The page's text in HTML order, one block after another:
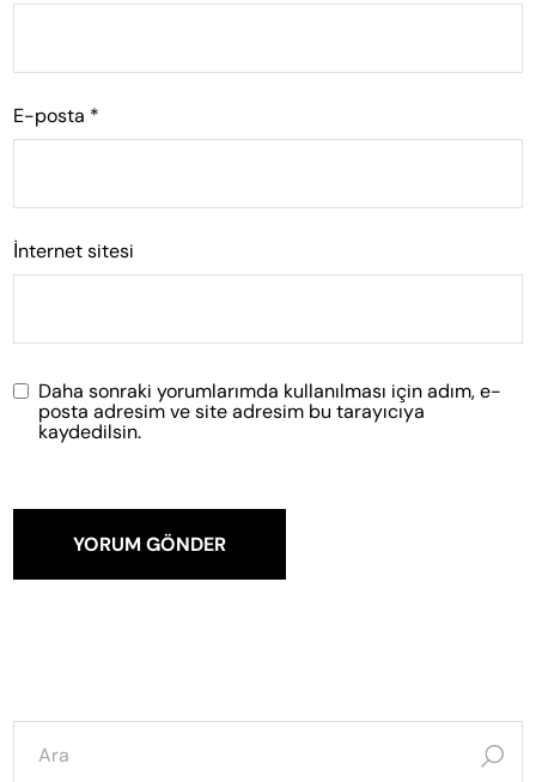
E-posta *
İnternet sitesi
Daha sonraki yorumlarımda kullanılması için adım, e-
posta adresim ve site adresim bu tarayıcıya
kaydedilsin.
YORUM GÖNDER
şunun
için
ara: